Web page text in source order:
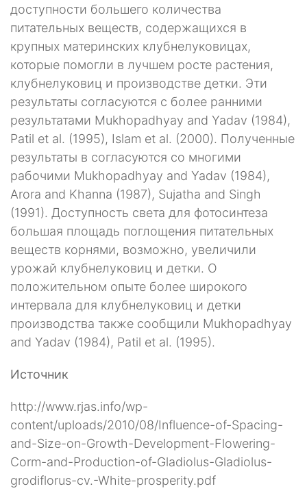
доступности большего количества
питательных веществ, содержащихся в
крупных материнских клубнелуковицах,
которые помогли в лучшем росте растения,
клубнелуковиц и производстве детки. Эти
результаты согласуются с более ранними
результатами Mukhopadhyay and Yadav (1984),
Patil et al. (1995), Islam et al. (2000). Полученные
результаты в согласуются со многими
рабочими Mukhopadhyay and Yadav (1984),
Arora and Khanna (1987), Sujatha and Singh
(1991). Доступность света для фотосинтеза
большая площадь поглощения питательных
веществ корнями, возможно, увеличили
урожай клубнелуковиц и детки. О
положительном опыте более широкого
интервала для клубнелуковиц и детки
производства также сообщили Mukhopadhyay
and Yadav (1984), Patil et al. (1995).
Источник
http://www.rjas.info/wp-
content/uploads/2010/08/Influence-of-Spacing-
and-Size-on-Growth-Development-Flowering-
Corm-and-Production-of-Gladiolus-Gladiolus-
grodiflorus-cv.-White-prosperity.pdf